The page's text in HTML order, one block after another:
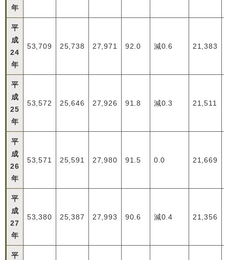
年
平
成
24
年
53,709 25,738 27,971 92.0 減0.6 21,383
平
成
25
年
53,572 25,646 27,926 91.8 減0.3 21,511
平
成
26
年
53,571 25,591 27,980 91.5 0.0 21,669
平
成
27
年
53,380 25,387 27,993 90.6 減0.4 21,356
平